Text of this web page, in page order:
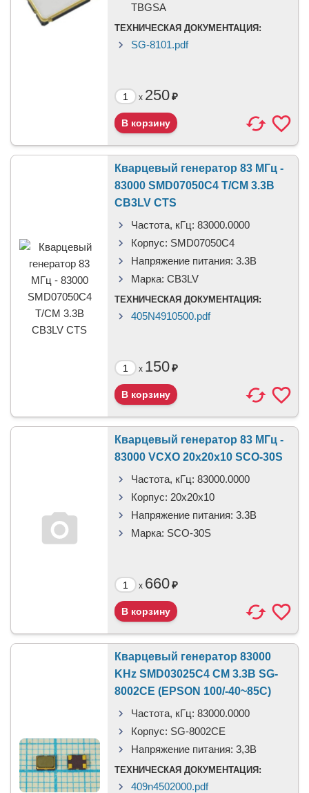
TBGSA
ТЕХНИЧЕСКАЯ ДОКУМЕНТАЦИЯ:
SG-8101.pdf
x 250₽
Кварцевый генератор 83 МГц -
83000 SMD07050C4 T/CM 3.3В
CB3LV CTS
Частота, кГц: 83000.0000
Корпус: SMD07050C4
Напряжение питания: 3.3В
Марка: CB3LV
ТЕХНИЧЕСКАЯ ДОКУМЕНТАЦИЯ:
405N4910500.pdf
x 150₽
Кварцевый генератор 83 МГц -
83000 VCXO 20x20x10 SCO-30S
Частота, кГц: 83000.0000
Корпус: 20x20x10
Напряжение питания: 3.3В
Марка: SCO-30S
x 660₽
Кварцевый генератор 83000
KHz SMD03025C4 CM 3.3В SG-
8002CE (EPSON 100/-40~85C)
Частота, кГц: 83000.0000
Корпус: SG-8002CE
Напряжение питания: 3,3B
ТЕХНИЧЕСКАЯ ДОКУМЕНТАЦИЯ:
409n4502000.pdf